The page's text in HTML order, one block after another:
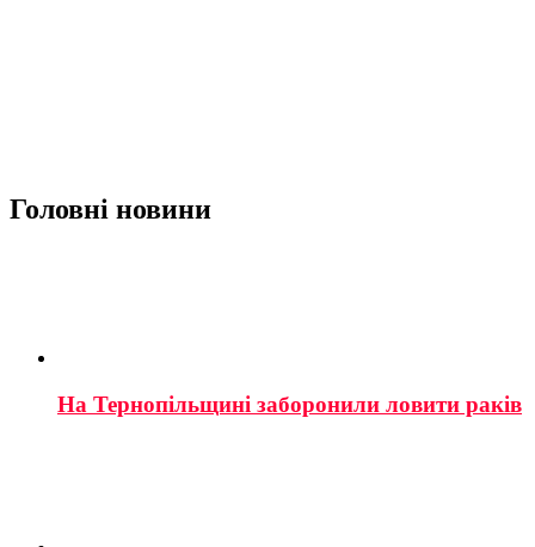
Головні новини
На Тернопільщині заборонили ловити раків